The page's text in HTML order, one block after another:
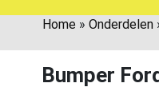
Home » Onderdelen
Bumper